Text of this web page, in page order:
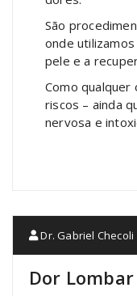
São
onde
pele e a
Como
riscos – ainda
nervosa e
Dr. Gabriel Checoli
Dor Lombar